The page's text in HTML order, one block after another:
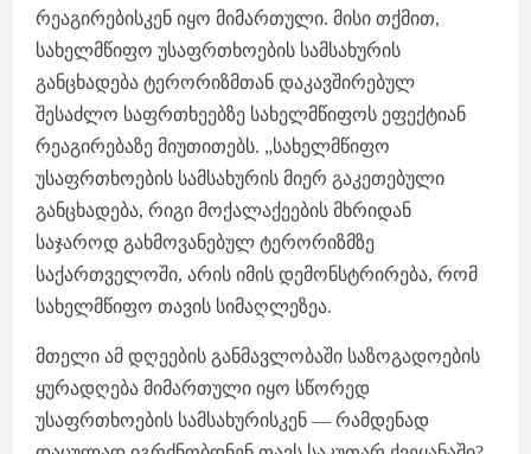
რეაგირებისკენ იყო მიმართული. მისი თქმით,
სახელმწიფო უსაფრთხოების სამსახურის
განცხადება ტერორიზმთან დაკავშირებულ
შესაძლო საფრთხეებზე სახელმწიფოს ეფექტიან
რეაგირებაზე მიუთითებს. „სახელმწიფო
უსაფრთხოების სამსახურის მიერ გაკეთებული
განცხადება, რიგი მოქალაქეების მხრიდან
საჯაროდ გახმოვანებულ ტერორიზმზე
საქართველოში, არის იმის დემონსტრირება, რომ
სახელმწიფო თავის სიმაღლეზეა.
მთელი ამ დღეების განმავლობაში საზოგადოების
ყურადღება მიმართული იყო სწორედ
უსაფრთხოების სამსახურისკენ — რამდენად